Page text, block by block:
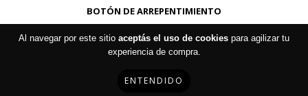
Al navegar por este sitio aceptás el uso de cookies para agilizar tu
experiencia de compra.
ENTENDIDO
BOTÓN DE ARREPENTIMIENTO